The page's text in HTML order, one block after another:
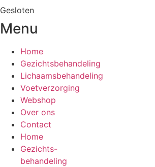
Gesloten
Menu
Home
Gezichtsbehandeling
Lichaamsbehandeling
Voetverzorging
Webshop
Over ons
Contact
Home
Gezichts-
behandeling